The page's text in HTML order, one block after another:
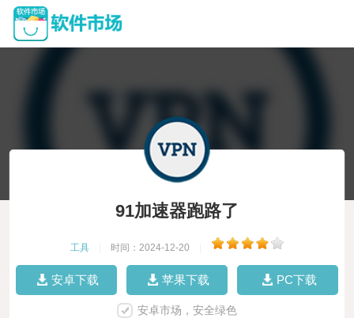
91加速器跑路了
工具 时间：2024-12-20
安卓下载 苹果下载 PC下载
安卓市场，安全绿色